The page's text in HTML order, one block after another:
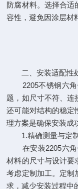
防腐材料。选择合适
容性，避免因涂层材
二、安装适配性处
2205不锈钢六角
题，如尺寸不符、连
还可能对结构的稳定
理方案是确保安装成
1.精确测量与定制
在安装2205六角
材料的尺寸与设计要
考虑定制加工。定制
求，减少安装过程中